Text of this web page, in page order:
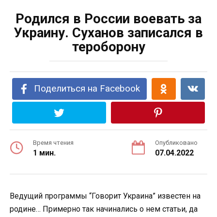
Родился в России воевать за
Украину. Суханов записался в
тероборону
Поделиться на Facebook
Время чтения
1 мин.
Опубликовано
07.04.2022
Ведущий программы “Говорит Украина” известен на
родине… Примерно так начинались о нем статьи, да